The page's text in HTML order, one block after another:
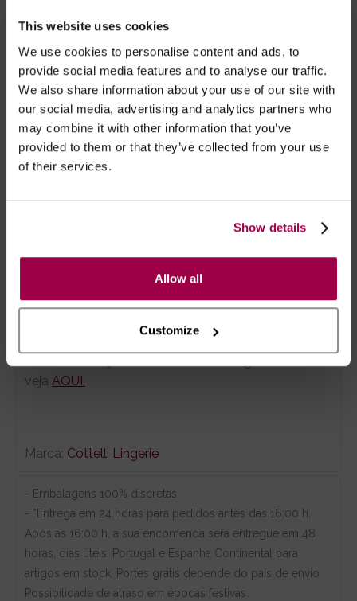
This website uses cookies
We use cookies to personalise content and ads, to
provide social media features and to analyse our traffic.
We also share information about your use of our site with
our social media, advertising and analytics partners who
may combine it with other information that you’ve
provided to them or that they’ve collected from your use
of their services.
Show details
Allow all
Customize
Com Aro Com Ligueiros Copa Aberta
Descrição Limpeza
Composição
alças ajustáveis. Tanga asa delta com abertura na
virilha. E cinto de ligas ajustável em 3 medidas atrás
com colchetes, e com ligueiros de altura regulável.
veja AQUI.
Marca: Cottelli Lingerie
- Embalagens 100% discretas
- *Entrega em 24 horas para pedidos antes das 16:00 h.
Após as 16:00 h, a sua encomenda será entregue em 48
horas, dias úteis. Portugal e Espanha Continental para
artigos em stock. Portes gratis depende do país de envio.
Possibilidade de atraso em épocas festivas.